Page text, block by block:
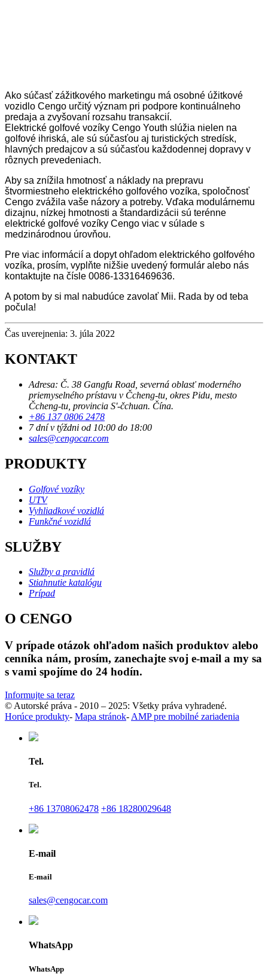
Ako súčasť zážitkového marketingu má osobné úžitkové
vozidlo Cengo určitý význam pri podpore kontinuálneho
predaja a zvyšovaní rozsahu transakcií.
Elektrické golfové vozíky Cengo Youth slúžia nielen na
golfové ihriská, ale sú súčasťou aj turistických stredísk,
hlavných predajcov a sú súčasťou každodennej dopravy v
rôznych prevedeniach.
Aby sa znížila hmotnosť a náklady na prepravu
štvormiestneho elektrického golfového vozíka, spoločnosť
Cengo zvážila vaše názory a potreby. Vďaka modulárnemu
dizajnu, nízkej hmotnosti a štandardizácii sú terénne
elektrické golfové vozíky Cengo viac v súlade s
medzinárodnou úrovňou.
Pre viac informácií a dopyt ohľadom elektrického golfového
vozíka, prosím, vyplňte nižšie uvedený formulár alebo nás
kontaktujte na čísle 0086-13316469636.
A potom by si mal nabudúce zavolať Mii. Rada by od teba
počula!
Čas uverejnenia: 3. júla 2022
KONTAKT
Adresa: Č. 38 Gangfu Road, severná oblasť moderného
priemyselného prístavu v Čcheng-tu, okres Pidu, mesto
Čcheng-tu, provincia S'-čchuan. Čína.
+86 137 0806 2478
7 dní v týždni od 10:00 do 18:00
sales@cengocar.com
PRODUKTY
Golfové vozíky
UTV
Vyhliadkové vozidlá
Funkčné vozidlá
SLUŽBY
Služby a pravidlá
Stiahnutie katalógu
Prípad
O CENGO
V prípade otázok ohľadom našich produktov alebo
cenníka nám, prosím, zanechajte svoj e-mail a my sa
s vami spojíme do 24 hodín.
Informujte sa teraz
© Autorské práva - 2010 – 2025: Všetky práva vyhradené.
Horúce produkty- Mapa stránok- AMP pre mobilné zariadenia
Tel.
Tel.
+86 13708062478 +86 18280029648
E-mail
E-mail
sales@cengocar.com
WhatsApp
WhatsApp